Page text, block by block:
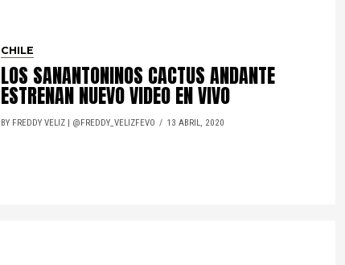
CHILE
LOS SANANTONINOS CACTUS ANDANTE
ESTRENAN NUEVO VIDEO EN VIVO
BY FREDDY VELIZ | @FREDDY_VELIZFEVO 13 ABRIL, 2020